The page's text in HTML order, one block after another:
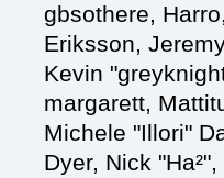
gbsothere,
Eriksson,
Kevin
margarett,
Michele "Illori"
Dyer, Nick